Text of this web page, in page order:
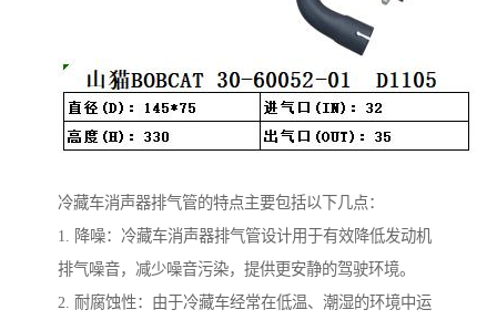
冷藏车消声器排气管的特点主要包括以下几点：
1. 降噪：冷藏车消声器排气管设计用于有效降低发动机
排气噪音，减少噪音污染，提供更安静的驾驶环境。
2. 耐腐蚀性：由于冷藏车经常在低温、潮湿的环境中运